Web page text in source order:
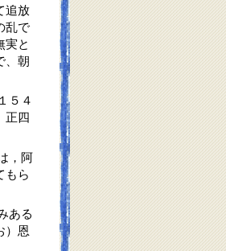
追放
乱で
実と
、朝
正四
もら
）恩